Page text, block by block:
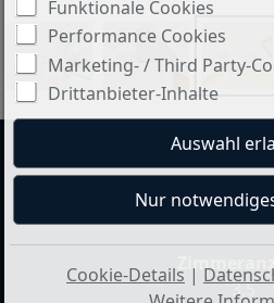
280.000 €
3,5
Funktionale Cookies
Performance Cookies
Marketing- / Third Party-
Drittanbieter-Inhalte
Cookie-Details |